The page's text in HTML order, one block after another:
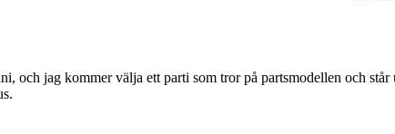
och jag kommer välja ett parti som tror på partsmodellen och